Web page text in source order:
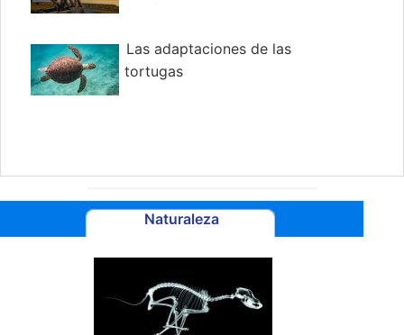
Las adaptaciones de las
tortugas
Naturaleza